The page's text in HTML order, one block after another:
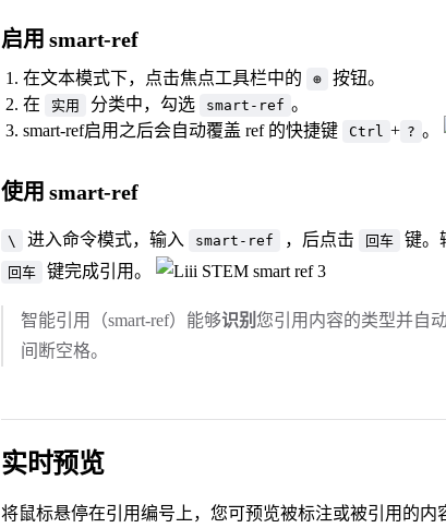
启用 smart-ref
在文本模式下，点击焦点工具栏中的 ⊕
按钮。
在
实用 分类中，勾选 smart-ref 。
smart-ref启用之后会自动覆盖 ref 的快捷键
Ctrl + ? 。
使用 smart-ref
\ 进入命令模式，输入 smart-ref ，后点击 回车 键。
回车 键完成引用。
智能引用（smart-ref）能够识别 您引用内容的类型并自动
间断空格。
实时预览
将鼠标悬停在引用编号上，您可预览被标注或被引用的内